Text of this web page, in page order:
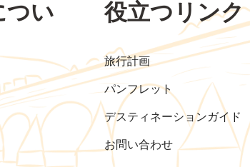
い
役立つリンク
旅行計画
パンフレット
デスティネーションガイド
お問い合わせ